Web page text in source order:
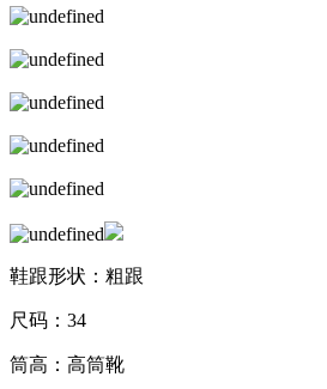
鞋跟形状：粗跟
尺码：34
筒高：高筒靴